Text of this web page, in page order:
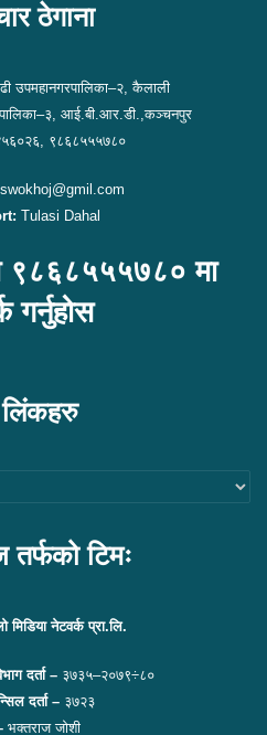
ठेगाना
उपमहानगरपालिका–२, कैलाली
आई.बी.आर.डी.,कञ्चनपुर
९८६८५५५७८०
Tulasi Dahal
९८६८५५५७८० मा
गर्नुहोस
तर्फको टिमः
मिडिया नेटवर्क प्रा.लि.
दर्ता – ३७३५–२०७९÷८०
दर्ता – ३७२३
भक्तराज जोशी